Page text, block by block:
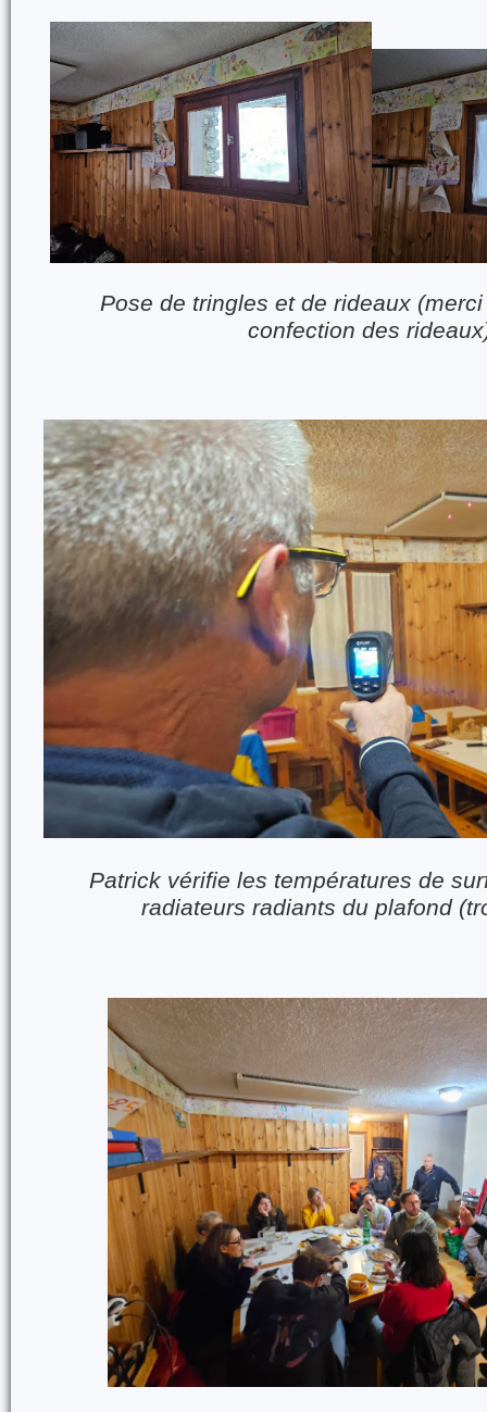
Pose de tringles et de rideaux
confection des
Patrick vérifie les températures de
radiateurs radiants du plafond